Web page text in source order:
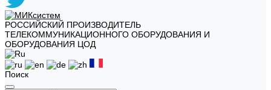
РОССИЙСКИЙ ПРОИЗВОДИТЕЛЬ
ТЕЛЕКОММУНИКАЦИОННОГО ОБОРУДОВАНИЯ И
ОБОРУДОВАНИЯ ЦОД
Поиск